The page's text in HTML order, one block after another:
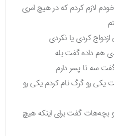
لازم کردم که در هیچ امری
کردی یا نکردی
هم داده گفت بله
سه تا پسر دارم
یکی رو گرگ نام کردم یکی رو
بچه‌هات گفت برای اینکه هیچ